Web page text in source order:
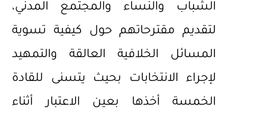
الشباب والنساء والمجتمع المدني،
لتقديم مقترحاتهم حول كيفية تسوية
المسائل الخلافية العالقة والتمهيد
لإجراء الانتخابات بحيث يتسنى للقادة
الخمسة أخذها بعين الاعتبار أثناء